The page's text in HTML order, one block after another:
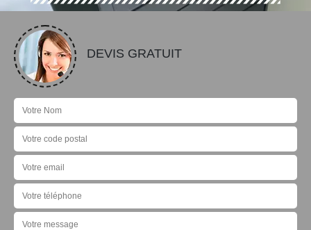
DEVIS GRATUIT